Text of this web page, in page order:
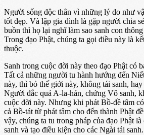
Người sống độc thân vì những lý do như
tốt đẹp. Và lập gia đình là gặp người chia
buồn thì họ lại nghĩ làm sao sanh con
Trong đạo Phật, chúng ta gọi điều này là
thuộc.
Sanh trong cuộc đời này theo đạo Phật có
Tất cả những người tu hành hướng đến
này, thì bỏ thế giới này, không tái sanh,
Người đắc quả A-la-hán, chứng Vô sanh,
cuộc đời này. Nhưng khi phát Bồ-đề tâm
cả Bồ-tát từ phát tâm cho đến thành Phật
vậy, chúng ta tu trong pháp của đạo Phật
sanh và tạo điều kiện cho các Ngài tái sanh.